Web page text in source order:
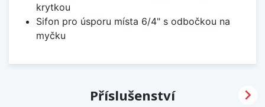
krytkou
Sifon pro úsporu místa 6/4" s odbočkou na
myčku
Příslušenství 